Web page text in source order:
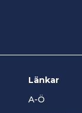
Länkar
A-Ö